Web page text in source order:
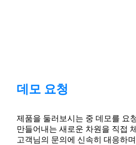
데모 요청
제품을 둘러보시는 중 데모를 요
만들어내는 새로운 차원을 직접
고객님의 문의에 신속히 대응하